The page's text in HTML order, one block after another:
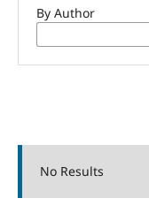
By Author
No Results